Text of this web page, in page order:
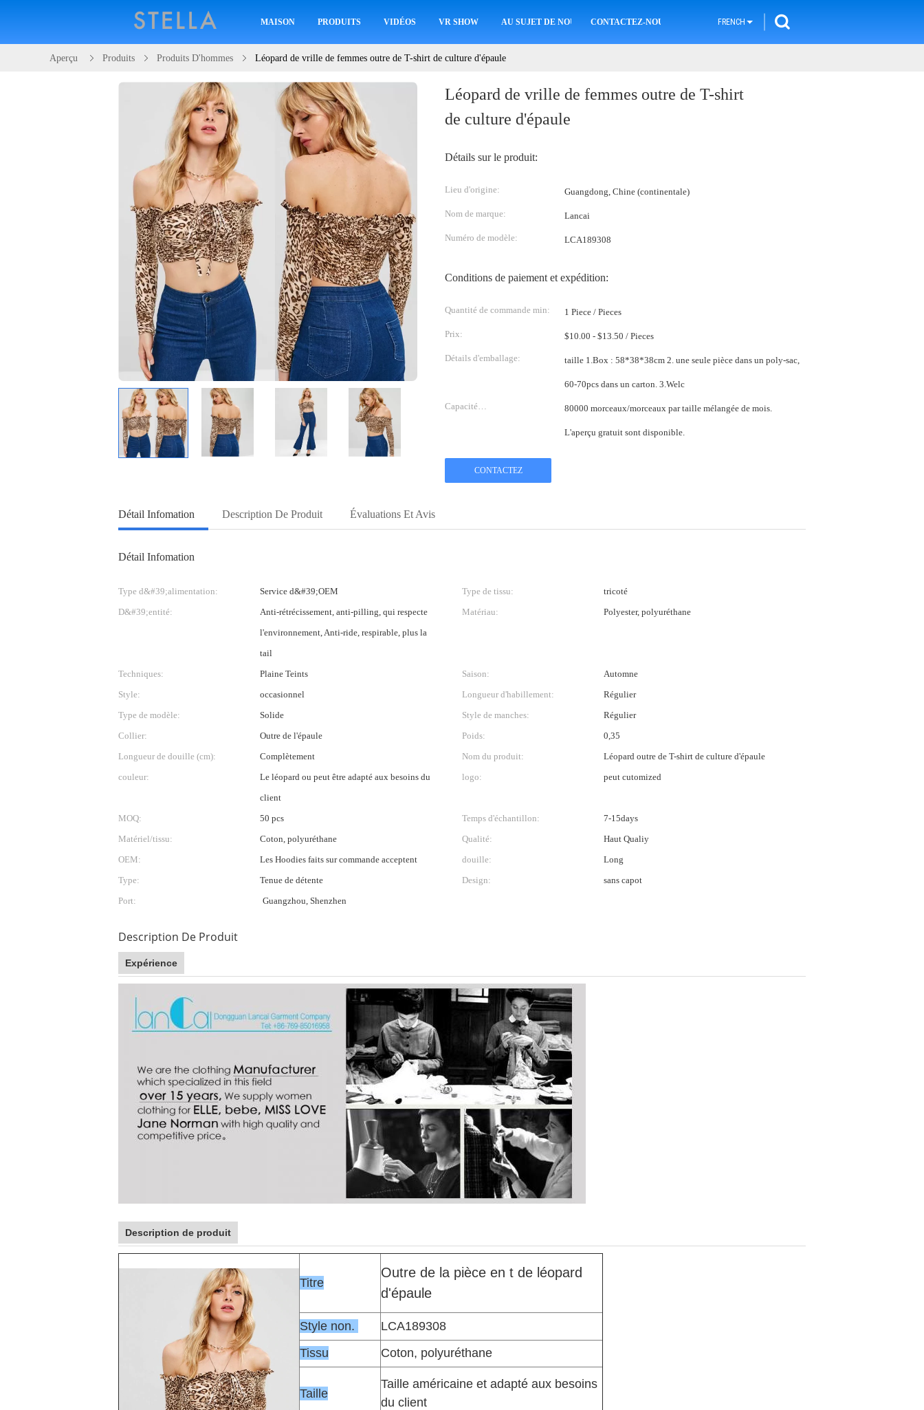
MAISON PRODUITS VIDÉOS VR SHOW AU SUJET DE NOUS CONTACTEZ-NOUS FRENCH
Aperçu Produits Produits D'hommes Léopard de vrille de femmes outre de T-shirt de culture d'épaule
Léopard de vrille de femmes outre de T-shirt
de culture d'épaule
Détails sur le produit:
Lieu d'origine: Guangdong, Chine (continentale)
Nom de marque: Lancai
Numéro de modèle: LCA189308
Conditions de paiement et expédition:
Quantité de commande min: 1 Piece / Pieces
Prix: $10.00 - $13.50 / Pieces
Détails d'emballage: taille 1.Box : 58*38*38cm 2. une seule pièce dans un poly-sac,
60-70pcs dans un carton. 3.Welc
Capacité
80000 morceaux/morceaux par taille mélangée de mois.
L'aperçu gratuit sont disponible.
CONTACTEZ
Détail Infomation Description De Produit Évaluations Et Avis
Détail Infomation
Type d&#39;alimentation: Service d&#39;OEM Type de tissu:
tricoté
D&#39;entité:
Anti-rétrécissement, anti-pilling, qui respecte
l'environnement, Anti-ride, respirable, plus la
tail
Matériau: Polyester, polyuréthane
Techniques: Plaine Teints Saison:
Automne
Style:
occasionnel Longueur d'habillement:
Régulier
Type de modèle:
Solide Style de manches:
Régulier
Collier:
Outre de l'épaule Poids:
0,35
Longueur de douille (cm):
Complètement Nom du produit:
Léopard outre de T-shirt de culture d'épaule
couleur:
Le léopard ou peut être adapté aux besoins du
client
logo: peut cutomized
MOQ: 50 pcs Temps d'échantillon:
7-15days
Matériel/tissu:
Coton, polyuréthane Qualité:
Haut Qualiy
OEM:
Les Hoodies faits sur commande acceptent douille:
Long
Type:
Tenue de détente Design:
sans capot
Port:
Guangzhou, Shenzhen
Description De Produit
Expérience
Description de produit
Titre
Outre de la pièce en t de léopard
d'épaule
Style non.
LCA189308
Tissu
Coton, polyuréthane
Taille
Taille américaine et adapté aux besoins
du client